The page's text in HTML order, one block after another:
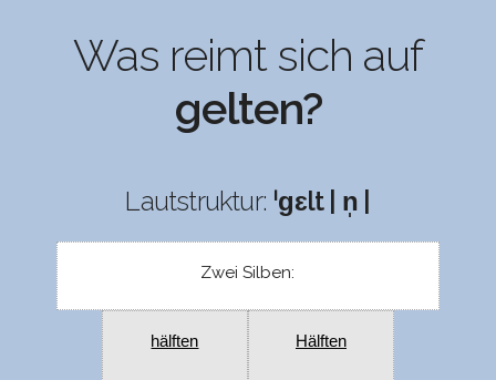
Was reimt sich auf
gelten?
Lautstruktur: ˈɡɛlt | n̩ |
Zwei Silben:
hälften Hälften